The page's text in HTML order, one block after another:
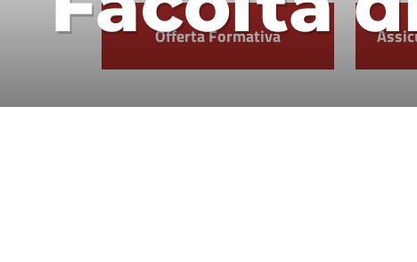
Offerta Formativa